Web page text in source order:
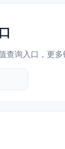
查询入口，更多